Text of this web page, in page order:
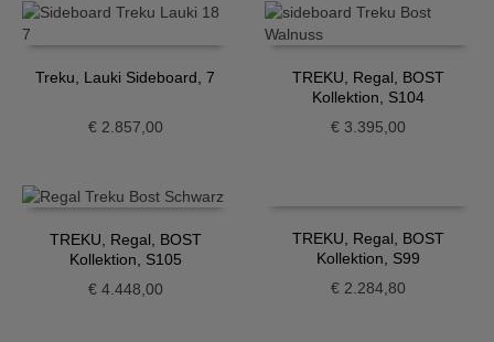
Treku, Lauki Sideboard, 7
€2.857,00
TREKU, Regal, BOST
Kollektion, S104
€ 3.395,00
TREKU, Regal, BOST
Kollektion, S105
€4.448,00
TREKU, Regal, BOST
Kollektion, S99
€ 2.284,80